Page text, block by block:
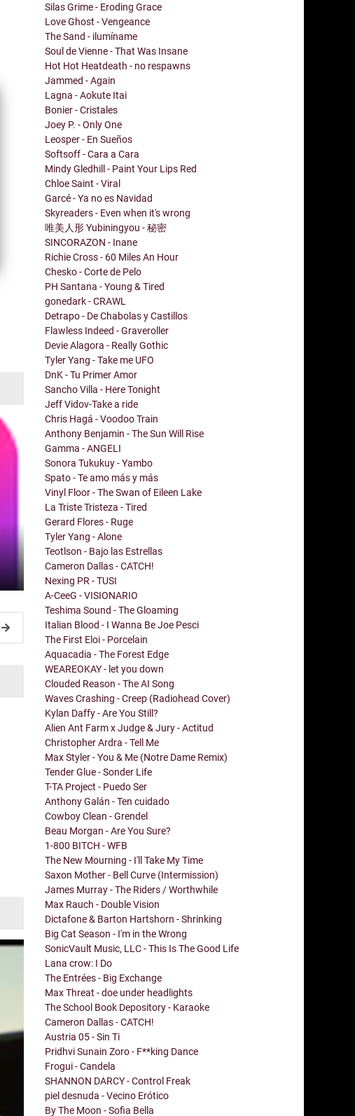
Silas Grime - Eroding Grace
Love Ghost - Vengeance
The Sand - ilumíname
Soul de Vienne - That Was Insane
Hot Hot Heatdeath - no respawns
Jammed - Again
Lagna - Aokute Itai
Bonier - Cristales
Joey P. - Only One
Leosper - En Sueños
Softsoff - Cara a Cara
Mindy Gledhill - Paint Your Lips Red
Chloe Saint - Viral
Garcé - Ya no es Navidad
Skyreaders - Even when it's wrong
唯美人形 Yubiningyou - 秘密
SINCORAZON - Inane
Richie Cross - 60 Miles An Hour
Chesko - Corte de Pelo
PH Santana - Young & Tired
gonedark - CRAWL
Detrapo - De Chabolas y Castillos
Flawless Indeed - Graveroller
Devie Alagora - Really Gothic
Tyler Yang - Take me UFO
DnK - Tu Primer Amor
Sancho Villa - Here Tonight
Jeff Vidov-Take a ride
Chris Hagá - Voodoo Train
Anthony Benjamin - The Sun Will Rise
Gamma - ANGELI
Sonora Tukukuy - Yambo
Spato - Te amo más y más
Vinyl Floor - The Swan of Eileen Lake
La Triste Tristeza - Tired
Gerard Flores - Ruge
Tyler Yang - Alone
Teotlson - Bajo las Estrellas
Cameron Dallas - CATCH!
Nexing PR - TUSI
A-CeeG - VISIONARIO
Teshima Sound - The Gloaming
Italian Blood - I Wanna Be Joe Pesci
The First Eloi - Porcelain
Aquacadia - The Forest Edge
WEAREOKAY - let you down
Clouded Reason - The AI Song
Waves Crashing - Creep (Radiohead Cover)
Kylan Daffy - Are You Still?
Alien Ant Farm x Judge & Jury - Actitud
Christopher Ardra - Tell Me
Max Styler - You & Me (Notre Dame Remix)
Tender Glue - Sonder Life
T-TA Project - Puedo Ser
Anthony Galán - Ten cuidado
Cowboy Clean - Grendel
Beau Morgan - Are You Sure?
1-800 BITCH - WFB
The New Mourning - I'll Take My Time
Saxon Mother - Bell Curve (Intermission)
James Murray - The Riders / Worthwhile
Max Rauch - Double Vision
Dictafone & Barton Hartshorn - Shrinking
Big Cat Season - I'm in the Wrong
SonicVault Music, LLC - This Is The Good Life
Lana crow: I Do
The Entrées - Big Exchange
Max Threat - doe under headlights
The School Book Depository - Karaoke
Cameron Dallas - CATCH!
Austria 05 - Sin Ti
Pridhvi Sunain Zoro - F**king Dance
Frogui - Candela
SHANNON DARCY - Control Freak
piel desnuda - Vecino Erótico
By The Moon - Sofia Bella